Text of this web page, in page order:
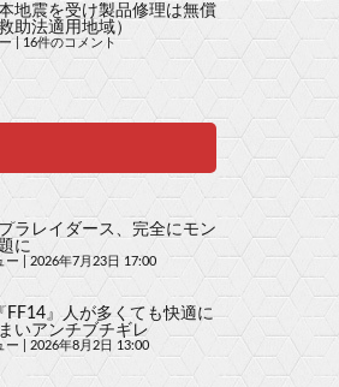
地震を受け製品修理は無償
助法適用地域）
| 16件のコメント
ラレイダース、完全にモン
に
ー |2026年7月23日 17:00
FF14』人が多くても快適に
いアンチブチギレ
ー 2026年8月2日 13:00